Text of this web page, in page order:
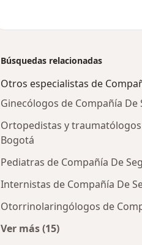
Búsquedas relacionadas
Otros especialistas de
Ginecólogos de Compañía De
Ortopedistas y traumatólogos
Bogotá
Pediatras de Compañía De
Internistas de Compañía De
Otorrinolaringólogos de
Ver más (15)